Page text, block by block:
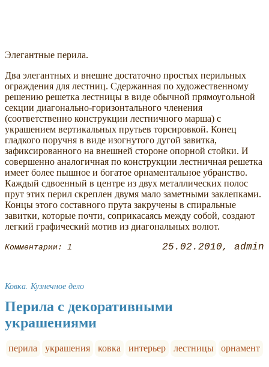
Элегантные перила.
Два элегантных и внешне достаточно простых перильных
ограждения для лестниц. Сдержанная по художественному
решению решетка лестницы в виде обычной прямоугольной
секции диагонально-горизонтального членения
(соответственно конструкции лестничного марша) с
украшением вертикальных прутьев торсировкой. Конец
гладкого поручня в виде изогнутого дугой завитка,
зафиксированного на внешней стороне опорной стойки. И
совершенно аналогичная по конструкции лестничная решетка
имеет более пышное и богатое орнаментальное убранство.
Каждый сдвоенный в центре из двух металлических полос
прут этих перил скреплен двумя мало заметными заклепками.
Концы этого составного прута закручены в спиральные
завитки, которые почти, соприкасаясь между собой, создают
легкий графический мотив из диагональных волют.
Комментарии: 1 25.02.2010 admin
Ковка. Кузнечное дело
Перила с декоративными
украшениями
перила украшения ковка интерьер лестницы орнамент